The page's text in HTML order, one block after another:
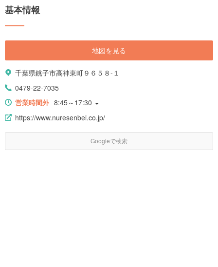
基本情報
地図を見る
千葉県銚子市高神東町９６５８-１
0479-22-7035
営業時間外 8:45～17:30
https://www.nuresenbei.co.jp/
Googleで検索